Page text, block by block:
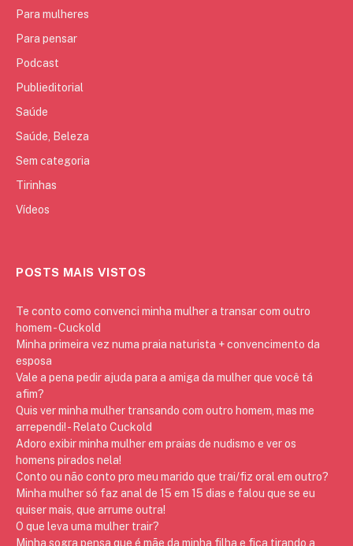
Para mulheres
Para pensar
Podcast
Publieditorial
Saúde
Saúde, Beleza
Sem categoria
Tirinhas
Vídeos
POSTS MAIS VISTOS
Te conto como convenci minha mulher a transar com outro
homem - Cuckold
Minha primeira vez numa praia naturista + convencimento da
esposa
Vale a pena pedir ajuda para a amiga da mulher que você tá
afim?
Quis ver minha mulher transando com outro homem, mas me
arrependi! - Relato Cuckold
Adoro exibir minha mulher em praias de nudismo e ver os
homens pirados nela!
Conto ou não conto pro meu marido que trai/fiz oral em outro?
Minha mulher só faz anal de 15 em 15 dias e falou que se eu
quiser mais, que arrume outra!
O que leva uma mulher trair?
Minha sogra pensa que é mãe da minha filha e fica tirando a